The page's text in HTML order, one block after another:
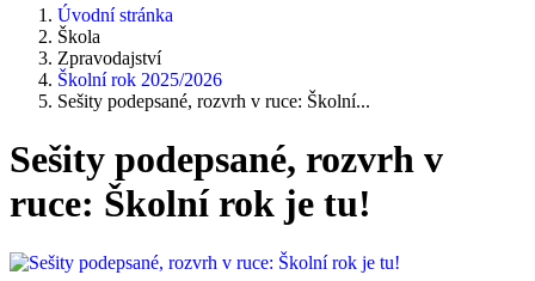
Úvodní stránka
Škola
Zpravodajství
Školní rok 2025/2026
Sešity podepsané, rozvrh v ruce: Školní...
Sešity podepsané, rozvrh v
ruce: Školní rok je tu!